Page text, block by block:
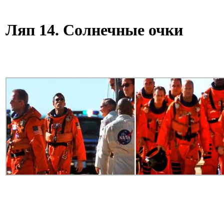
Ляп 14. Солнечные очки